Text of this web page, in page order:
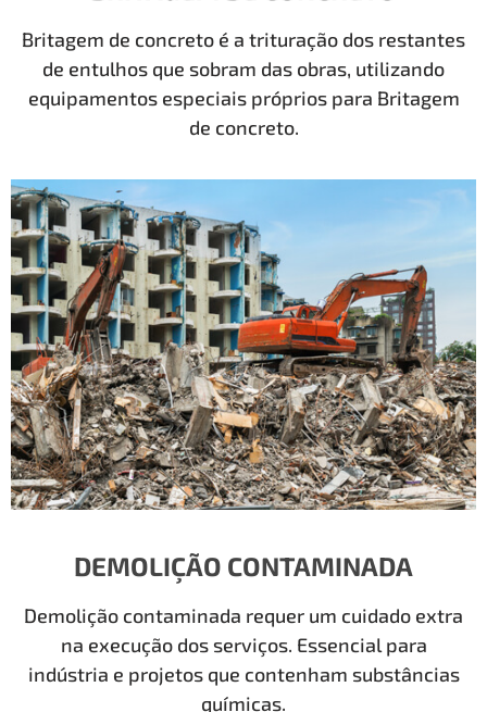
Britagem de concreto é a trituração dos restantes
de entulhos que sobram das obras, utilizando
equipamentos especiais próprios para Britagem
de concreto.
DEMOLIÇÃO CONTAMINADA
Demolição contaminada requer um cuidado extra
na execução dos serviços. Essencial para
indústria e projetos que contenham substâncias
químicas.